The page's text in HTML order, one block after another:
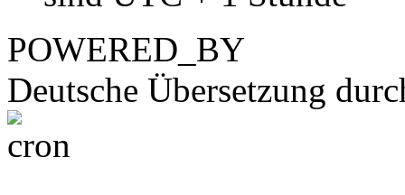
POWERED_BY
Deutsche Übersetzung